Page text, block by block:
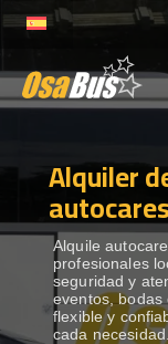
to
ALQUILER DE
DESTINOS
RECORRIDAS
Alquiler
Alquile
profesionales
seguridad y
eventos, bodas
flexible y
cada